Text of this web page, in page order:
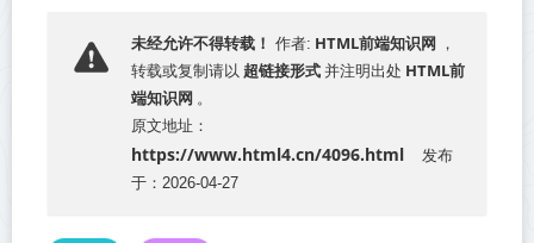
未经允许不得转载！ 作者: HTML前端知识网 ，
转载或复制请以 超链接形式 并注明出处 HTML前
端知识网 。
原文地址：
https://www.html4.cn/4096.html
发布
于：2026-04-27